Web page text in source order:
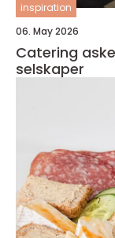
inspiration
06. May 2026
Catering
selskaper